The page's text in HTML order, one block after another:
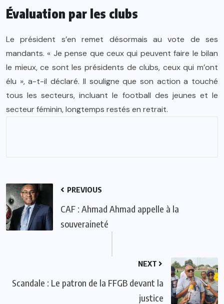
Évaluation par les clubs
Le président s’en remet désormais au vote de ses
mandants. « Je pense que ceux qui peuvent faire le bilan
le mieux, ce sont les présidents de clubs, ceux qui m’ont
élu », a-t-il déclaré. Il souligne que son action a touché
tous les secteurs, incluant le football des jeunes et le
secteur féminin, longtemps restés en retrait.
PREVIOUS
CAF : Ahmad Ahmad appelle à la
souveraineté
NEXT
Scandale : Le patron de la FFGB devant la
justice